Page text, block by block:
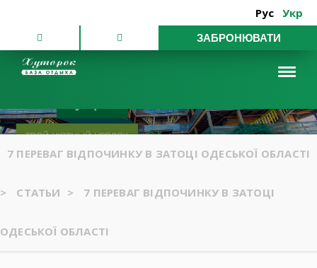
Рус Укр
ЗАБРОНЮВАТИ
7 ПЕРЕВАГ ВІДПОЧИНКУ В ЗАТОЦІ ОДЕСЬКОЇ ОБЛАСТІ
> СТАТЬИ > 7 ПЕРЕВАГ ВІДПОЧИНКУ В ЗАТОЦІ
ОДЕСЬКОЇ ОБЛАСТІ